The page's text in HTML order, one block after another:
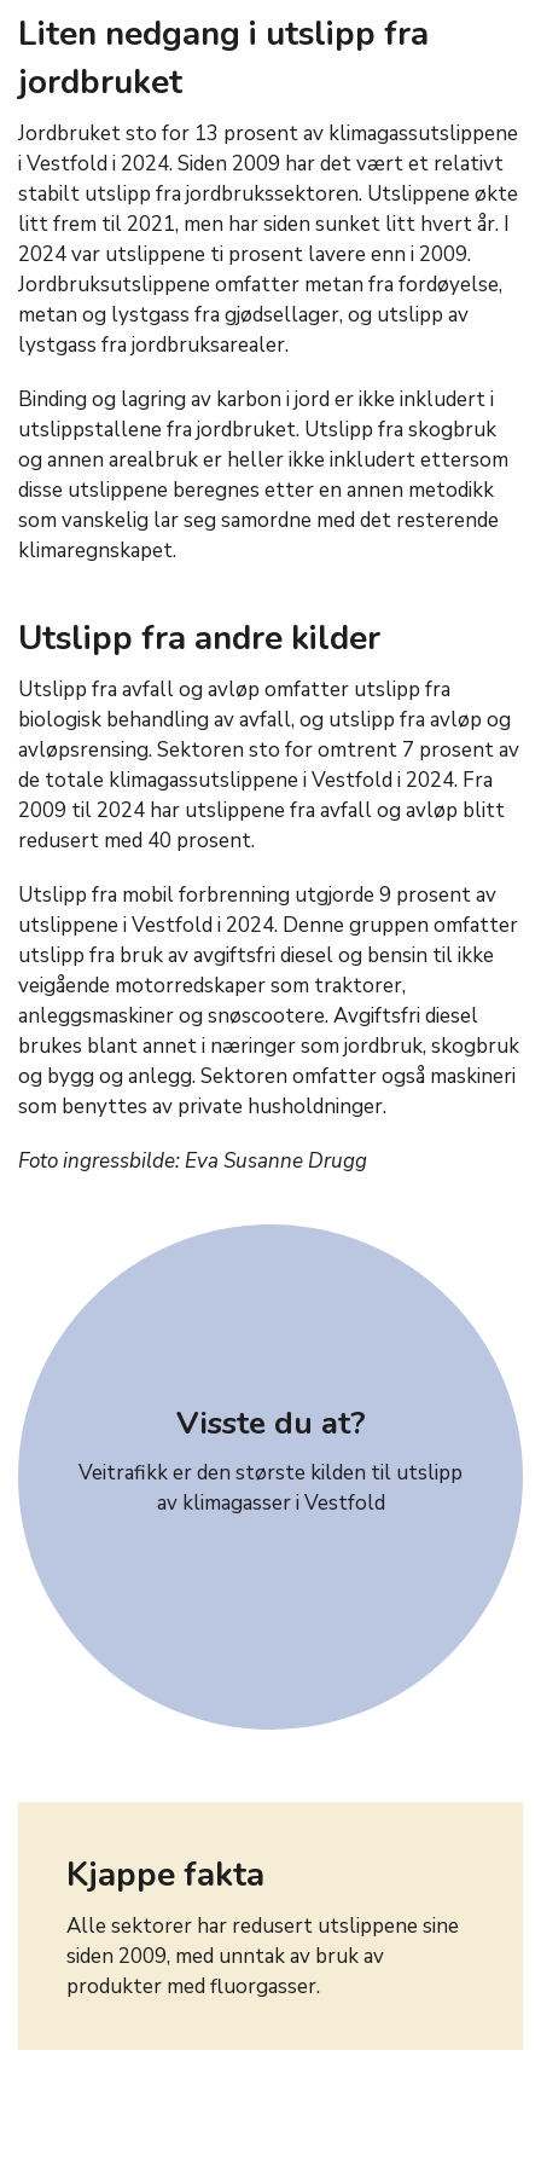
Liten nedgang i utslipp fra
jordbruket
Jordbruket sto for 13 prosent av klimagassutslippene
i Vestfold i 2024. Siden 2009 har det vært et relativt
stabilt utslipp fra jordbrukssektoren. Utslippene økte
litt frem til 2021, men har siden sunket litt hvert år. I
2024 var utslippene ti prosent lavere enn i 2009.
Jordbruksutslippene omfatter metan fra fordøyelse,
metan og lystgass fra gjødsellager, og utslipp av
lystgass fra jordbruksarealer.
Binding og lagring av karbon i jord er ikke inkludert i
utslippstallene fra jordbruket. Utslipp fra skogbruk
og annen arealbruk er heller ikke inkludert ettersom
disse utslippene beregnes etter en annen metodikk
som vanskelig lar seg samordne med det resterende
klimaregnskapet.
Utslipp fra andre kilder
Utslipp fra avfall og avløp omfatter utslipp fra
biologisk behandling av avfall, og utslipp fra avløp og
avløpsrensing. Sektoren sto for omtrent 7 prosent av
de totale klimagassutslippene i Vestfold i 2024. Fra
2009 til 2024 har utslippene fra avfall og avløp blitt
redusert med 40 prosent.
Utslipp fra mobil forbrenning utgjorde 9 prosent av
utslippene i Vestfold i 2024. Denne gruppen omfatter
utslipp fra bruk av avgiftsfri diesel og bensin til ikke
veigående motorredskaper som traktorer,
anleggsmaskiner og snøscootere. Avgiftsfri diesel
brukes blant annet i næringer som jordbruk, skogbruk
og bygg og anlegg. Sektoren omfatter også maskineri
som benyttes av private husholdninger.
Foto ingressbilde: Eva Susanne Drugg
Visste du at?
Veitrafikk er den største kilden til utslipp
av klimagasser i Vestfold
Kjappe fakta
Alle sektorer har redusert utslippene sine
siden 2009, med unntak av bruk av
produkter med fluorgasser.